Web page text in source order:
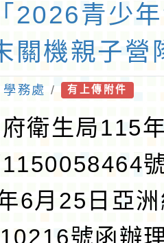
2026青少
關機親子營
學務處 / 有上傳附件
衛生局115
6月25日亞
號函辦